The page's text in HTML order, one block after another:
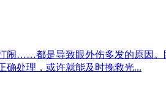
闹……都是导致眼外伤多发的原因。
确处理，或许就能及时挽救光...